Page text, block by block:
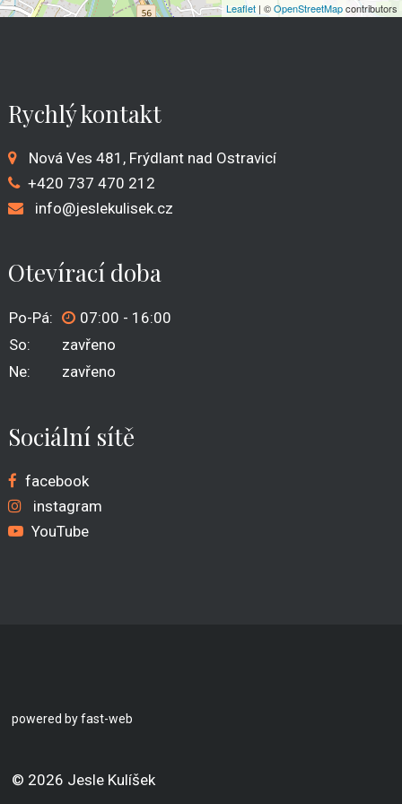
Leaflet | ©OpenStreetMapcontributors
Rychlý kontakt
Nová Ves 481, Frýdlant nad Ostravicí
+420 737 470 212
info@jeslekulisek.cz
Otevírací doba
Po-Pá:
07:00 - 16:00
So:
zavřeno
Ne:
zavřeno
Sociální sítě
facebook
instagram
YouTube
powered by fast-web
© 2026 Jesle Kulíšek